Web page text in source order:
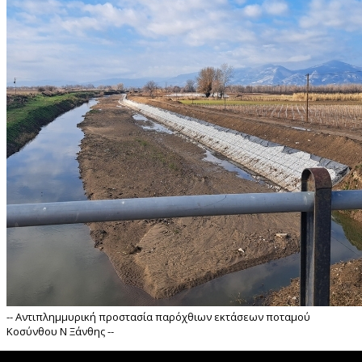
-- Αντιπλημμυρική προστασία παρόχθιων εκτάσεων ποταμού
Κοσύνθου Ν Ξάνθης --